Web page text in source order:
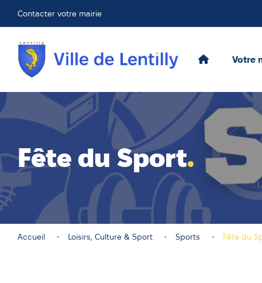
Contacter votre mairie
Votre
Fête du Sport
Accueil Loisirs, Culture & Sport Sports Fête du